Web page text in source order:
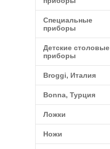
Специальные
приборы
Детские столовые
приборы
Broggi, Италия
Bonna, Турция
Ложки
Ножи